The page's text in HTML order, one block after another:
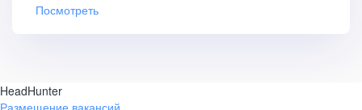
Посмотреть
HeadHunter
Размещение вакансий